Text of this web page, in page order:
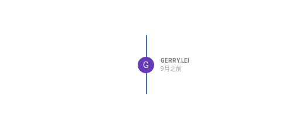
G
GERRY.LEI
9月之前